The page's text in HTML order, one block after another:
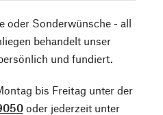
oder Sonderwünsche - all
behandelt unser
und fundiert.
bis Freitag unter der
oder jederzeit unter